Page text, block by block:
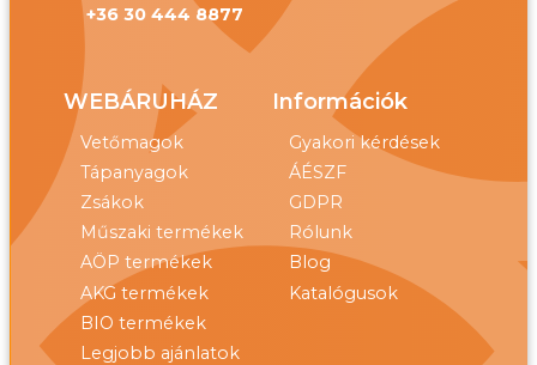
+36 30 444 8877
WEBÁRUHÁZ
Vetőmagok
Tápanyagok
Zsákok
Műszaki termékek
AÖP termékek
AKG termékek
BIO termékek
Legjobb ajánlatok
Információk
Gyakori kérdések
ÁÉSZF
GDPR
Rólunk
Blog
Katalógusok